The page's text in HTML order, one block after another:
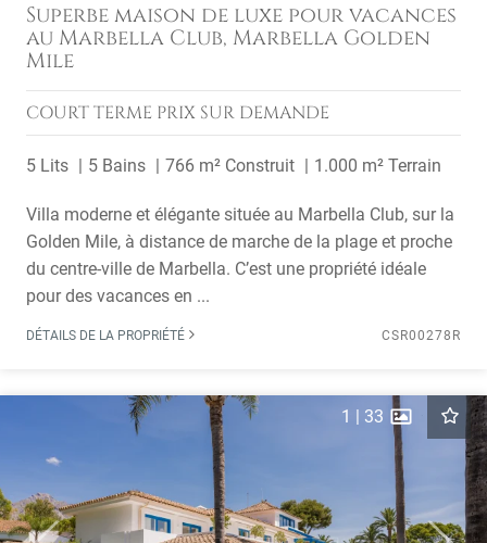
Superbe maison de luxe pour vacances
au Marbella Club, Marbella Golden
Mile
COURT TERME PRIX SUR DEMANDE
5 Lits 5 Bains 766 m² Construit 1.000 m² Terrain
Villa moderne et élégante située au Marbella Club, sur la
Golden Mile, à distance de marche de la plage et proche
du centre-ville de Marbella. C’est une propriété idéale
pour des vacances en ...
DÉTAILS DE LA PROPRIÉTÉ CSR00278R
1 | 33